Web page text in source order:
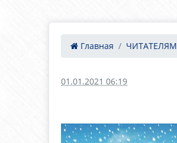
Главная ЧИТАТЕЛЯМ
01.01.2021 06:19